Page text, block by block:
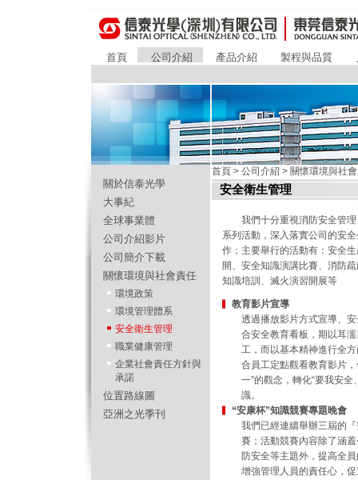
首頁 公司介紹 產品介紹 製程與品質
關於信泰光學
大事紀
全球事業體
公司介紹影片
公司簡介下載
關懷環境與社會責任
環境政策
環境管理體系
安全衛生管理
職業健康管理
企業社會責任方針與
承諾
位置路線圖
亞洲之光季刊
首頁 >公司介紹 > 關懷環境與社
安全衛生管理
我們十分重視消防安全管理
系列活動，深入落實公司的安
作；主要舉行的活動有：安全
開、安全知識演講比賽、消防
知識培訓、滅火演習開展等
教育影片宣導
透過播放影片方式宣導、
合安全教育看板，期以耳
工，而以基本精神進行全
合員工定點觀看教育影片
一”的觀念，轉化“要我安全
識。
“安康杯”知識競賽專題晚會
我們已經連續舉辦三屆的
賽；活動競賽內容除了涵
防安全等主題外，提高全
增強管理人員的責任心，